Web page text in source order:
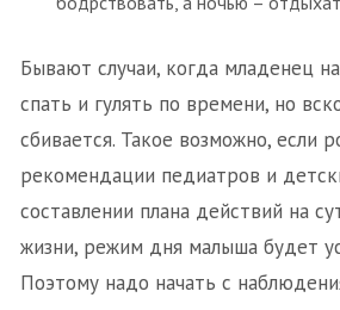
Бывают случаи, когда младенец
спать и гулять по времени, но
сбивается. Такое возможно, если
рекомендации педиатров и
составлении плана действий на
жизни, режим дня малыша будет
Поэтому надо начать с